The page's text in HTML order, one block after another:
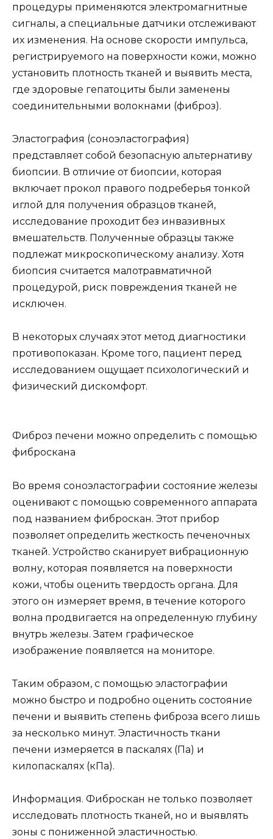
процедуры применяются электромагнитные
сигналы, а специальные датчики отслеживают
их изменения. На основе скорости импульса,
регистрируемого на поверхности кожи, можно
установить плотность тканей и выявить места,
где здоровые гепатоциты были заменены
соединительными волокнами (фиброз).
Эластография (соноэластография)
представляет собой безопасную альтернативу
биопсии. В отличие от биопсии, которая
включает прокол правого подреберья тонкой
иглой для получения образцов тканей,
исследование проходит без инвазивных
вмешательств. Полученные образцы также
подлежат микроскопическому анализу. Хотя
биопсия считается малотравматичной
процедурой, риск повреждения тканей не
исключен.
В некоторых случаях этот метод диагностики
противопоказан. Кроме того, пациент перед
исследованием ощущает психологический и
физический дискомфорт.
Фиброз печени можно определить с помощью
фиброскана
Во время соноэластографии состояние железы
оценивают с помощью современного аппарата
под названием фиброскан. Этот прибор
позволяет определить жесткость печеночных
тканей. Устройство сканирует вибрационную
волну, которая появляется на поверхности
кожи, чтобы оценить твердость органа. Для
этого он измеряет время, в течение которого
волна продвигается на определенную глубину
внутрь железы. Затем графическое
изображение появляется на мониторе.
Таким образом, с помощью эластографии
можно быстро и подробно оценить состояние
печени и выявить степень фиброза всего лишь
за несколько минут. Эластичность ткани
печени измеряется в паскалях (Па) и
килопаскалях (кПа).
Информация. Фиброскан не только позволяет
исследовать плотность тканей, но и выявлять
зоны с пониженной эластичностью.